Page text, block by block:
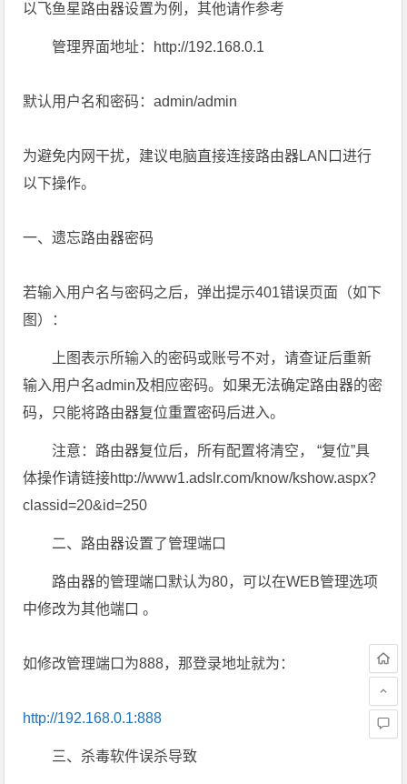
以飞鱼星路由器设置为例，其他请作参考
管理界面地址：http://192.168.0.1
默认用户名和密码：admin/admin
为避免内网干扰，建议电脑直接连接路由器LAN口进行
以下操作。
一、遗忘路由器密码
若输入用户名与密码之后，弹出提示401错误页面（如下
图）：
上图表示所输入的密码或账号不对，请查证后重新
输入用户名admin及相应密码。如果无法确定路由器的密
码，只能将路由器复位重置密码后进入。
注意：路由器复位后，所有配置将清空， “复位”具
体操作请链接http://www1.adslr.com/know/kshow.aspx?
classid=20&id=250
二、路由器设置了管理端口
路由器的管理端口默认为80，可以在WEB管理选项
中修改为其他端口 。
如修改管理端口为888，那登录地址就为：
http://192.168.0.1:888
三、杀毒软件误杀导致